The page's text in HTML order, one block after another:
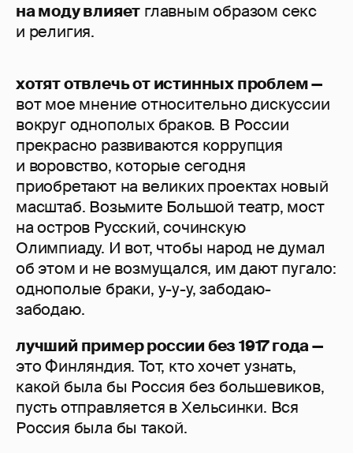
на моду влияет главным образом секс
и религия.
хотят отвлечь от истинных проблем —
вот мое мнение относительно дискуссии
вокруг однополых браков. В России
прекрасно развиваются коррупция
и воровство, которые сегодня
приобретают на великих проектах новый
масштаб. Возьмите Большой театр, мост
на остров Русский, сочинскую
Олимпиаду. И вот, чтобы народ не думал
об этом и не возмущался, им дают пугало:
однополые браки, у-у-у, забодаю-
забодаю.
лучший пример россии без 1917 года —
это Финляндия. Тот, кто хочет узнать,
какой была бы Россия без большевиков,
пусть отправляется в Хельсинки. Вся
Россия была бы такой.